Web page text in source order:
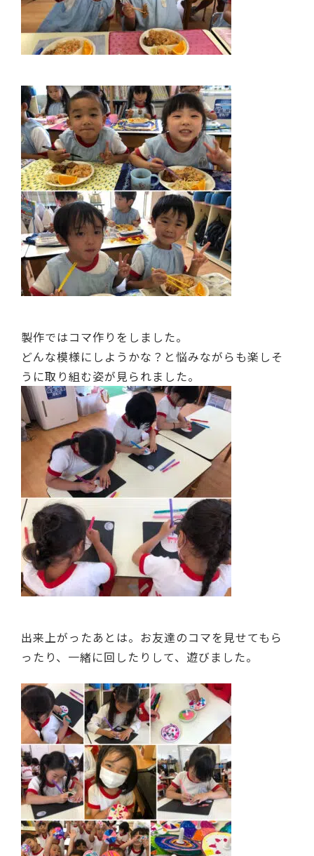
製作ではコマ作りをしました。
どんな模様にしようかな？と悩みながらも楽しそ
うに取り組む姿が見られました。
出来上がったあとは。お友達のコマを見せてもら
ったり、一緒に回したりして、遊びました。